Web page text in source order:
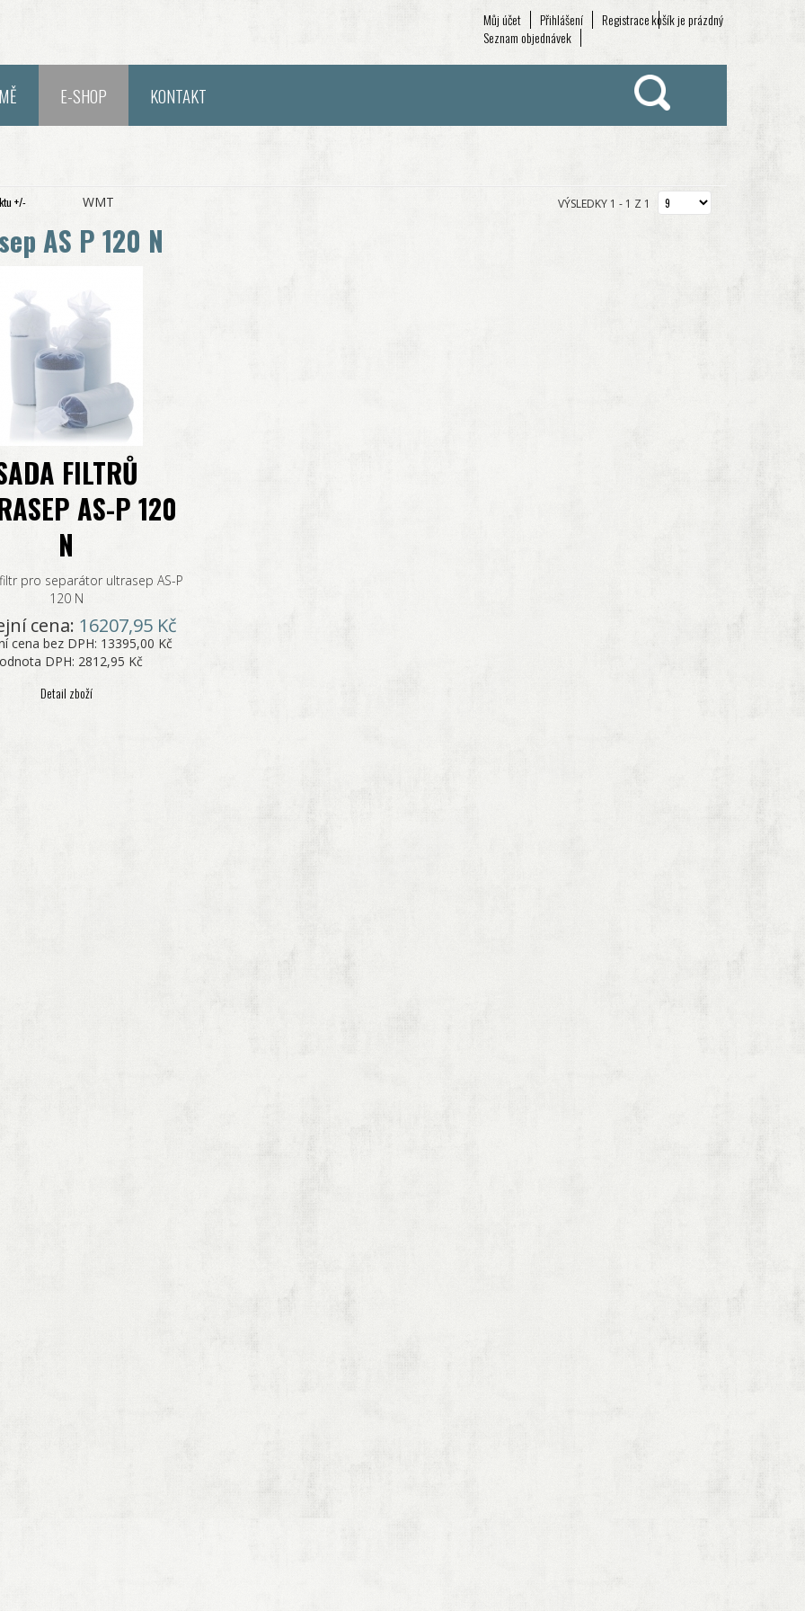
košík je prázdný
Můj účet Přihlášení
Registrace
Seznam objednávek
E-SHOP KONTAKT
+/- WMT VÝSLEDKY 1 - 1 Z 1
AS P 120 N
FILTRŮ
AS-P 120
N
pro separátor ultrasep AS-P
120 N
cena: 16207,95 Kč
cena bez DPH: 13395,00 Kč
DPH: 2812,95 Kč
Detail zboží